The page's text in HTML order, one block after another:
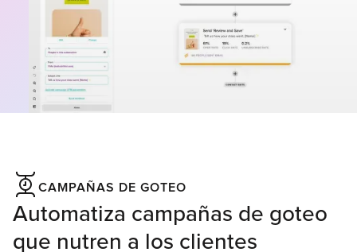
CAMPAÑAS DE GOTEO
Automatiza campañas de goteo
que nutren a los clientes